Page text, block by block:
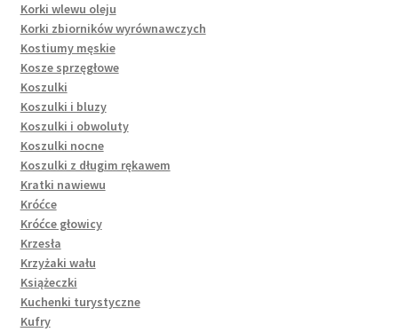
Korki wlewu oleju
Korki zbiorników wyrównawczych
Kostiumy męskie
Kosze sprzęgłowe
Koszulki
Koszulki i bluzy
Koszulki i obwoluty
Koszulki nocne
Koszulki z długim rękawem
Kratki nawiewu
Króćce
Króćce głowicy
Krzesła
Krzyżaki wału
Książeczki
Kuchenki turystyczne
Kufry